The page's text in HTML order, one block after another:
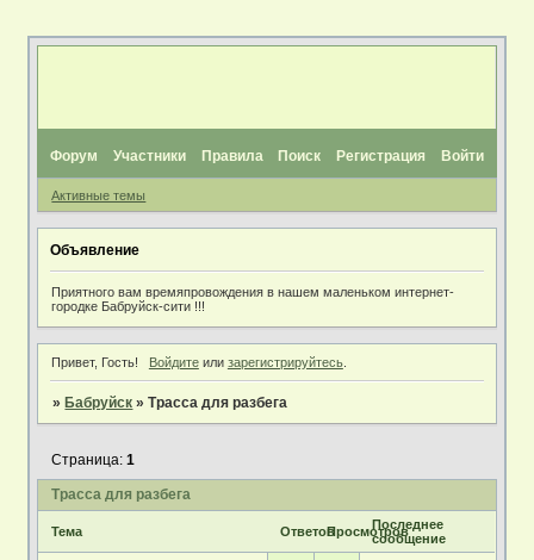
Форум Участники Правила Поиск Регистрация Войти
Активные темы
Объявление
Приятного вам времяпровождения в нашем маленьком интернет-
городке Бабруйск-сити !!!
Привет, Гость! Войдитеили зарегистрируйтесь.
»Бабруйск »Трасса для разбега
Трасса для разбега
Страница:1
Тема ОтветовПросмотровПоследнее
сообщение